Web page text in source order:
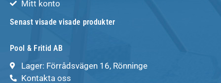
Mitt konto
Senast visade visade produkter
Pool & Fritid AB
Lager: Förrådsvägen 16, Rönninge
Kontakta oss